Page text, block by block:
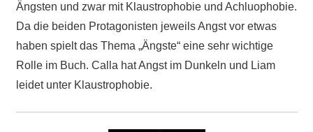
Ängsten und zwar mit Klaustrophobie und Achluophobie.
Da die beiden Protagonisten jeweils Angst vor etwas
haben spielt das Thema „Ängste“ eine sehr wichtige
Rolle im Buch. Calla hat Angst im Dunkeln und Liam
leidet unter Klaustrophobie.